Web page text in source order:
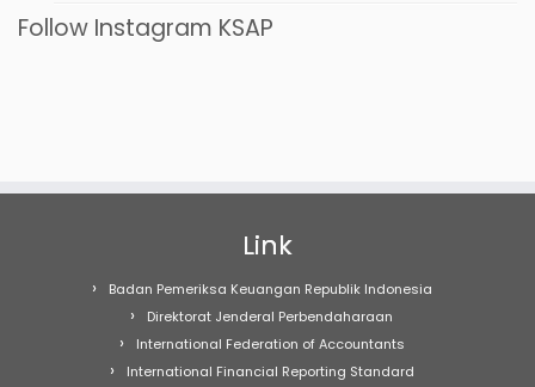
Follow Instagram KSAP
Link
Badan Pemeriksa Keuangan Republik Indonesia
Direktorat Jenderal Perbendaharaan
International Federation of Accountants
International Financial Reporting Standard